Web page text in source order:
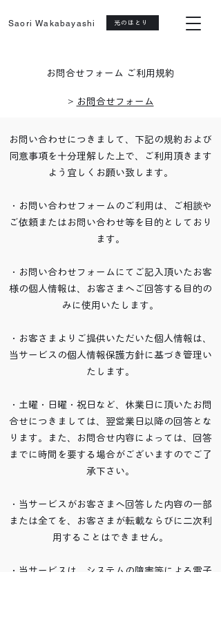
Saori Wakabayashi 光のほとり
お問合せフォーム ご利用規約
> お問合せフォーム
お問い合わせにつきまして、下記の規約および
同意事項を十分理解した上で、ご利用頂きます
よう宜しくお願い致します。
・お問い合わせフォームのご利用は、ご相談や
ご依頼またはお問い合わせ等を目的としており
ます。
・お問い合わせフォームにてご記入頂いたお客
様の個人情報は、お客さまへご回答する目的の
みに使用いたします。
・お客さまよりご提供いただいた個人情報は、
当サービスの個人情報保護方針に基づき管理い
たします。
・土曜・日曜・祝日など、休業日に頂いたお問
合せにつきましては、翌営業日以降の回答とな
ります。また、お問合せ内容によっては、回答
までに時間を要する場合がございますのでご了
承下さい。
・当サービスがお客さまへ回答した内容の一部
または全てを、お客さまが転載ならびに二次利
用することはできません。
・当サービスは、システムの障害等による電子